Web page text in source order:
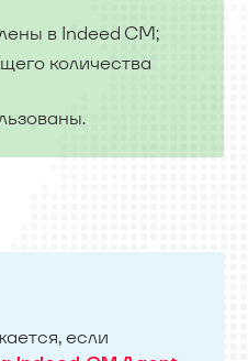
в Indeed CM;
количества
если